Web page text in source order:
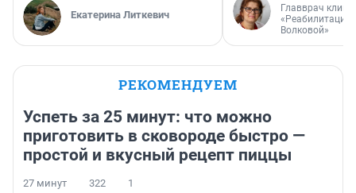
Екатерина Литкевич
Главврач
«Реабилитация
Волковой»
РЕКОМЕНДУЕМ
Успеть за 25 минут: что можно
приготовить в сковороде быстро —
простой и вкусный рецепт пиццы
27 минут 322 1